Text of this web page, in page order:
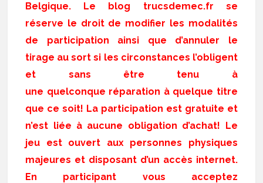
Belgique. Le blog trucsdemec.fr se
réserve le droit de modifier les modalités
de participation ainsi que d’annuler le
tirage au sort si les circonstances l’obligent
et sans être tenu à
une quelconque réparation à quelque titre
que ce soit! La participation est gratuite et
n’est liée à aucune obligation d’achat! Le
jeu est ouvert aux personnes physiques
majeures et disposant d’un accès internet.
En participant vous acceptez